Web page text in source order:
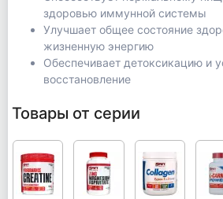
здоровью иммунной системы
Улучшает общее состояние
жизненную энергию
Обеспечивает детоксикацию и
восстановление
Товары от серии